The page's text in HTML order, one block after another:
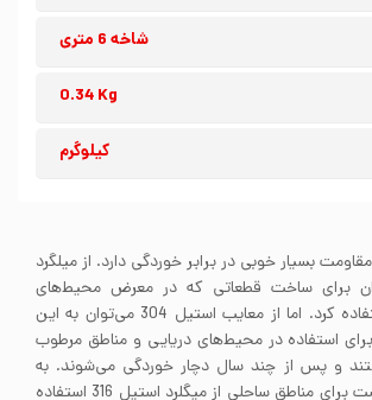
شاخه 6 متری
0.34 Kg
کیلوگرم
میلگرد استیل 304 مقاومت بسیار خوبی در برابر خوردگی دارد. از میلگرد
304 می‌توان برای ساخت قطعاتی که در معرض محیط‌های
خورنده هستند استفاده کرد. اما از معایب استیل 304 می‌توان به این
استفاده در محیط‌های دریایی و مناطق مرطوب
و پس از چند سال دچار خوردگی می‌شوند. به
همین دلیل بهتر است برای مناطق ساحلی از میگلرد استیل 316 استفاده